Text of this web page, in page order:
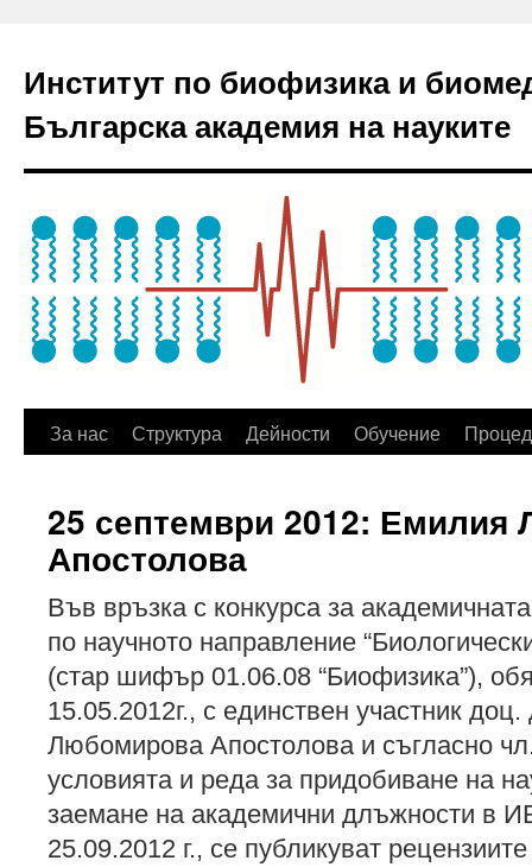
Институт по биофизика и
Българска академия на науките
За нас Структура Дейности Обучение
25 септември 2012:
Апостолова
Във връзка с конкурса за
по научното направление
(стар шифър 01.06.08 “Биофизика”),
15.05.2012г., с единствен участник
Любомирова Апостолова и съгласно
условията и реда за придобиване на
заемане на академични длъжности в
25.09.2012 г., се публикуват